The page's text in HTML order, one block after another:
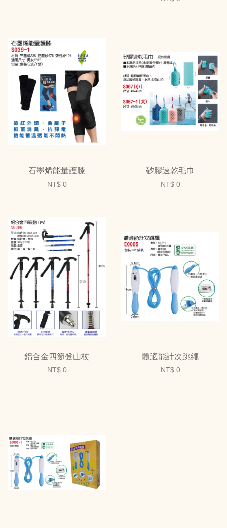
石墨烯能量護膝
NT$ 0
矽膠速乾毛巾
NT$ 0
鋁合金四節登山杖
NT$ 0
體適能計次跳繩
NT$ 0